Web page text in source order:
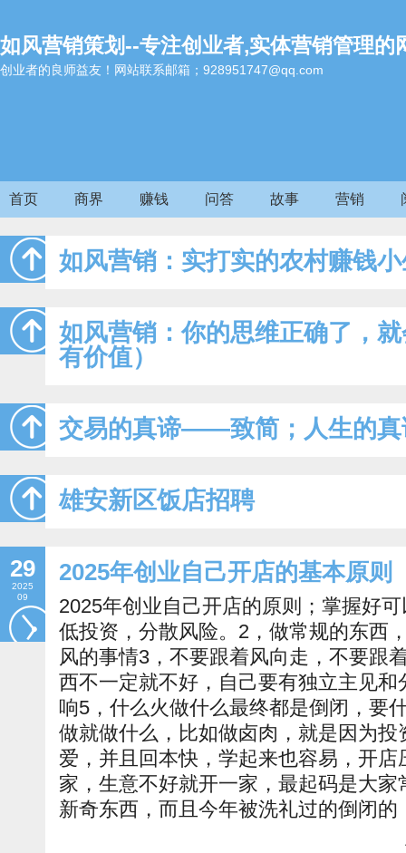
如风营销策划--专注创业者,实体营销管理的
创业者的良师益友！网站联系邮箱；928951747@qq.com
首页 商界 赚钱 问答 故事 营销
如风营销：实打实的农村赚钱
如风营销：你的思维正确了，
有价值）
交易的真谛——致简；人生的
雄安新区饭店招聘
29
2025
09
2025年创业自己开店的基本原则
2025年创业自己开店的原则；掌握好
低投资，分散风险。2，做常规的东西
风的事情3，不要跟着风向走，不要跟
西不一定就不好，自己要有独立主见
响5，什么火做什么最终都是倒闭，要
做就做什么，比如做卤肉，就是因为
爱，并且回本快，学起来也容易，开
家，生意不好就开一家，最起码是大
新奇东西，而且今年被洗礼过的倒闭的